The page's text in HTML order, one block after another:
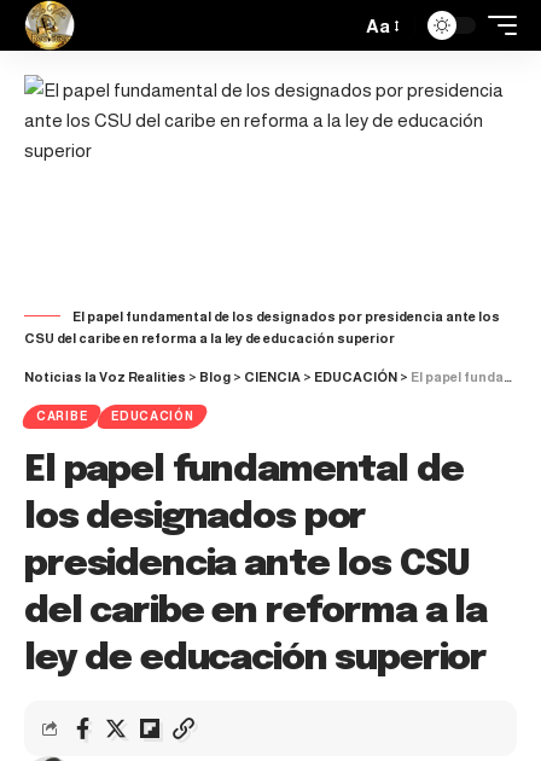
Aa
El papel fundamental de los designados por presidencia ante los
CSU del caribe en reforma a la ley de educación superior
Noticias la Voz Realities > Blog > CIENCIA > EDUCACIÓN > El papel fundamental de los designados por presidencia ante los CSU del caribe en reforma a la ley de educación superior
CARIBE EDUCACIÓN
El papel fundamental de
los designados por
presidencia ante los CSU
del caribe en reforma a la
ley de educación superior